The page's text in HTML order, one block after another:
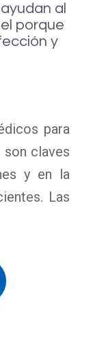
ayudan al
porque
y
para
claves
y en la
Las